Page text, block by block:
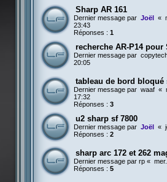
Sharp AR 161
Dernier message par Joël «
23:43
Réponses : 1
recherche AR-P14 pour
Dernier message par
20:05
tableau de bord bloqué
Dernier message par waaf «
17:32
Réponses : 3
u2 sharp sf 7800
Dernier message par Joël «
Réponses : 2
sharp arc 172 et 262
Dernier message par rp«
Réponses : 5